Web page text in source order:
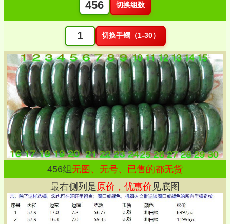
切换组数
切换手镯（1-30）
456组 无图、无号、已售的都无货
最右侧列是原价，优惠价 见底图